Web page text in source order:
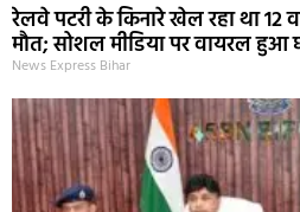
रेलवे पटरी के किनारे खेल रहा था
मौत; सोशल मीडिया पर वायरल हुआ
News Express Bihar